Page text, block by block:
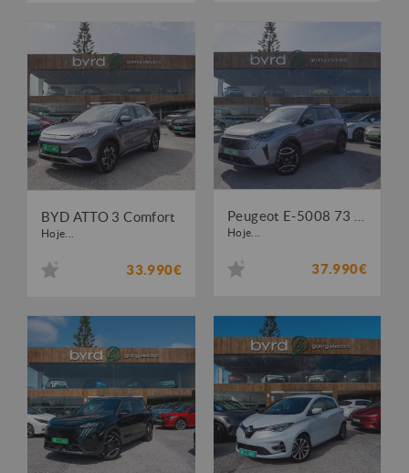
BYD ATTO 3 Comfort
Hoje...
33.990€
Hoje...
37.990€